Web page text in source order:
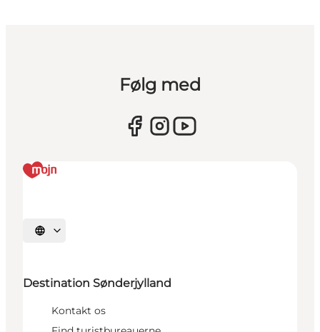
Følg med
Vælg sprog
Destination Sønderjylland
Kontakt os